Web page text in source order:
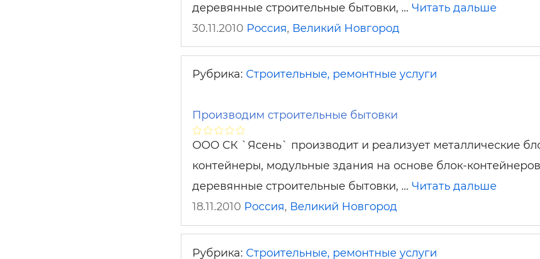
деревянные строительные бытовки, … Читать дальше
30.11.2010 Россия, Великий Новгород
Рубрика: Строительные, ремонтные услуги
Производим строительные бытовки
ООО СК `Ясень` производит и реализует металлические
контейнеры, модульные здания на основе блок-
деревянные строительные бытовки, … Читать дальше
18.11.2010 Россия, Великий Новгород
Рубрика: Строительные, ремонтные услуги